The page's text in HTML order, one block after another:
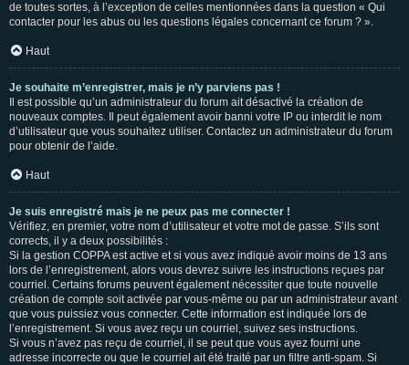
de toutes sortes, à l’exception de celles mentionnées dans la question « Qui
contacter pour les abus ou les questions légales concernant ce forum ? ».
Haut
Je souhaite m’enregistrer, mais je n’y parviens pas !
Il est possible qu’un administrateur du forum ait désactivé la création de
nouveaux comptes. Il peut également avoir banni votre IP ou interdit le nom
d’utilisateur que vous souhaitez utiliser. Contactez un administrateur du forum
pour obtenir de l’aide.
Haut
Je suis enregistré mais je ne peux pas me connecter !
Vérifiez, en premier, votre nom d’utilisateur et votre mot de passe. S’ils sont
corrects, il y a deux possibilités :
Si la gestion COPPA est active et si vous avez indiqué avoir moins de 13 ans
lors de l’enregistrement, alors vous devrez suivre les instructions reçues par
courriel. Certains forums peuvent également nécessiter que toute nouvelle
création de compte soit activée par vous-même ou par un administrateur avant
que vous puissiez vous connecter. Cette information est indiquée lors de
l’enregistrement. Si vous avez reçu un courriel, suivez ses instructions.
Si vous n’avez pas reçu de courriel, il se peut que vous ayez fourni une
adresse incorrecte ou que le courriel ait été traité par un filtre anti-spam. Si